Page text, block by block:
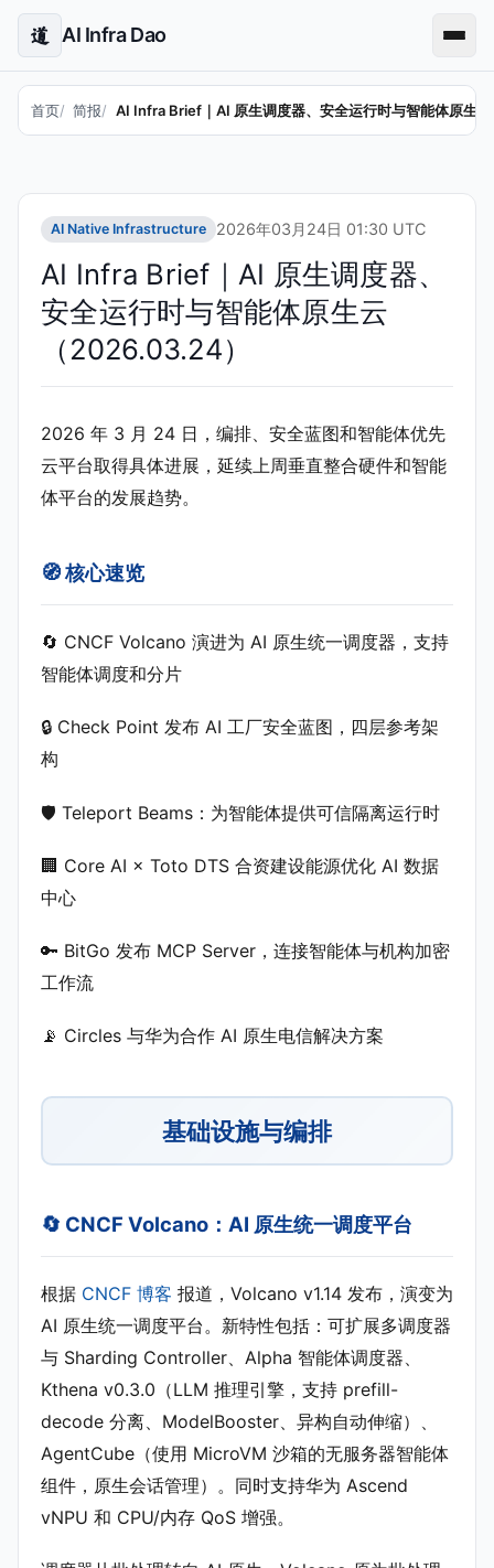
道 AI Infra Dao
首页 简报 AI Infra Brief｜AI 原生调度器、安全运行时与智能体原生
AI Native Infrastructure 2026年03月24日 01:30 UTC
AI Infra Brief｜AI 原生调度器、
安全运行时与智能体原生云
（2026.03.24）
2026 年 3 月 24 日，编排、安全蓝图和智能体优先
云平台取得具体进展，延续上周垂直整合硬件和智能
体平台的发展趋势。
🧭 核心速览
🔄 CNCF Volcano 演进为 AI 原生统一调度器，支持
智能体调度和分片
🔒 Check Point 发布 AI 工厂安全蓝图，四层参考架
构
🛡️ Teleport Beams：为智能体提供可信隔离运行时
🏢 Core AI × Toto DTS 合资建设能源优化 AI 数据
中心
🔑 BitGo 发布 MCP Server，连接智能体与机构加密
工作流
📡 Circles 与华为合作 AI 原生电信解决方案
基础设施与编排
🔄 CNCF Volcano：AI 原生统一调度平台
根据 CNCF 博客 报道，Volcano v1.14 发布，演变为
AI 原生统一调度平台。新特性包括：可扩展多调度器
与 Sharding Controller、Alpha 智能体调度器、
Kthena v0.3.0（LLM 推理引擎，支持 prefill-
decode 分离、ModelBooster、异构自动伸缩）、
AgentCube（使用 MicroVM 沙箱的无服务器智能体
组件，原生会话管理）。同时支持华为 Ascend
vNPU 和 CPU/内存 QoS 增强。